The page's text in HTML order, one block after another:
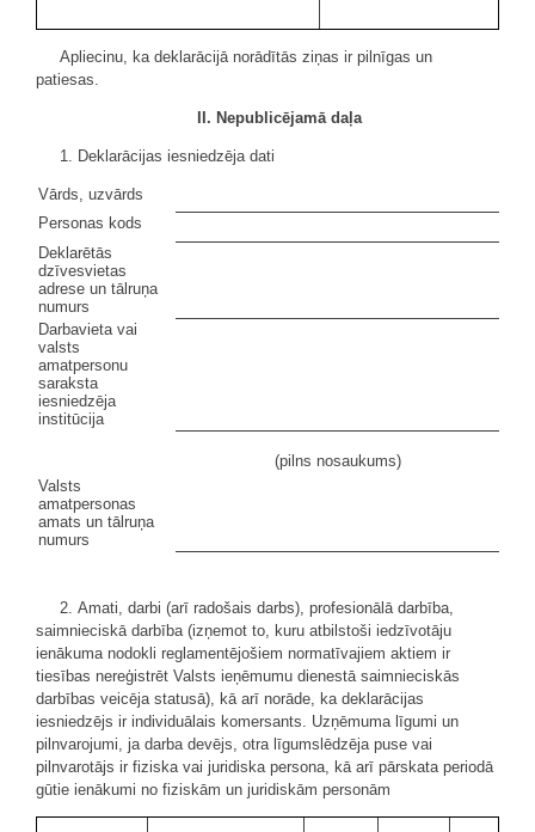
Apliecinu, ka deklarācijā norādītās ziņas ir pilnīgas un
patiesas.
II. Nepublicējamā daļa
1. Deklarācijas iesniedzēja dati
Vārds, uzvārds
Personas kods
Deklarētās
dzīvesvietas
adrese un tālruņa
numurs
Darbavieta vai
valsts
amatpersonu
saraksta
iesniedzēja
institūcija
(pilns nosaukums)
Valsts
amatpersonas
amats un tālruņa
numurs
2. Amati, darbi (arī radošais darbs), profesionālā darbība,
saimnieciskā darbība (izņemot to, kuru atbilstoši iedzīvotāju
ienākuma nodokli reglamentējošiem normatīvajiem aktiem ir
tiesības nereģistrēt Valsts ieņēmumu dienestā saimnieciskās
darbības veicēja statusā), kā arī norāde, ka deklarācijas
iesniedzējs ir individuālais komersants. Uzņēmuma līgumi un
pilnvarojumi, ja darba devējs, otra līgumslēdzēja puse vai
pilnvarotājs ir fiziska vai juridiska persona, kā arī pārskata periodā
gūtie ienākumi no fiziskām un juridiskām personām